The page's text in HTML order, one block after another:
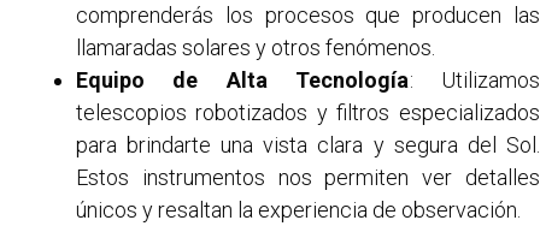
comprenderás los procesos que producen las
llamaradas solares y otros fenómenos.
Equipo de Alta Tecnología: Utilizamos
telescopios robotizados y filtros especializados
para brindarte una vista clara y segura del Sol.
Estos instrumentos nos permiten ver detalles
únicos y resaltan la experiencia de observación.